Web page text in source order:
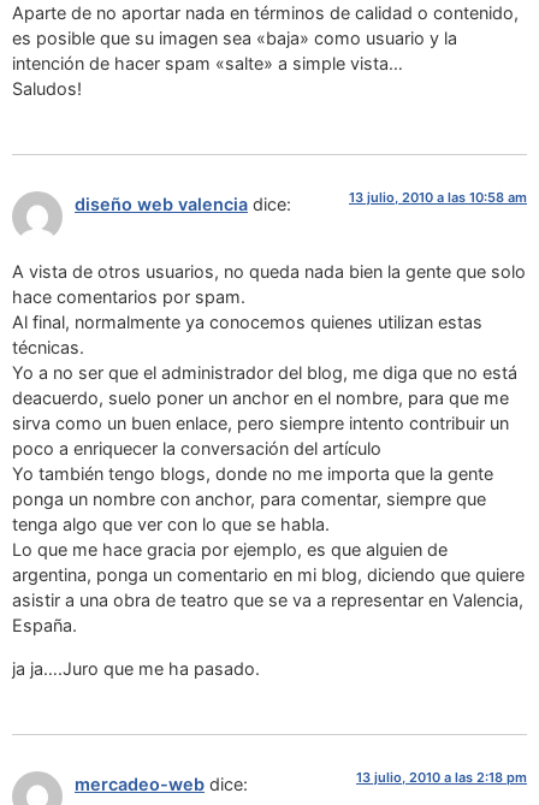
Aparte de no aportar nada en términos de calidad o contenido,
es posible que su imagen sea «baja» como usuario y la
intención de hacer spam «salte» a simple vista…
Saludos!
diseño web valencia dice: 13 julio, 2010 a las 10:58 am
A vista de otros usuarios, no queda nada bien la gente que solo
hace comentarios por spam.
Al final, normalmente ya conocemos quienes utilizan estas
técnicas.
Yo a no ser que el administrador del blog, me diga que no está
deacuerdo, suelo poner un anchor en el nombre, para que me
sirva como un buen enlace, pero siempre intento contribuir un
poco a enriquecer la conversación del artículo
Yo también tengo blogs, donde no me importa que la gente
ponga un nombre con anchor, para comentar, siempre que
tenga algo que ver con lo que se habla.
Lo que me hace gracia por ejemplo, es que alguien de
argentina, ponga un comentario en mi blog, diciendo que quiere
asistir a una obra de teatro que se va a representar en Valencia,
España.
ja ja….Juro que me ha pasado.
mercadeo-web dice: 13 julio, 2010 a las 2:18 pm